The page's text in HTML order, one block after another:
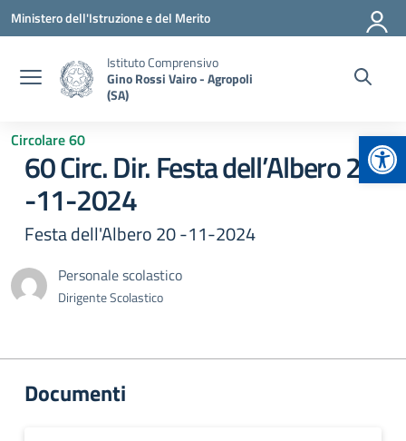
Vai ai contenuti
Vai al menu di navigazione
Vai al footer
Ministero dell'Istruzione e del Merito
Istituto Comprensivo
Gino Rossi Vairo - Agropoli
(SA)
Circolare 60
60 Circ. Dir. Festa dell’Albero 20
-11-2024
Festa dell'Albero 20 -11-2024
Personale scolastico
Dirigente Scolastico
Documenti